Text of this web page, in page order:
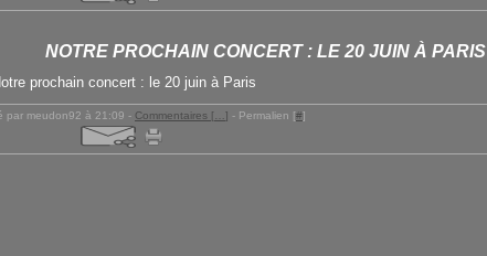
NOTRE PROCHAIN CONCERT : LE 20 JUIN À PARIS
par meudon92 à 21:09 - Commentaires [ ] - Permalien [#]